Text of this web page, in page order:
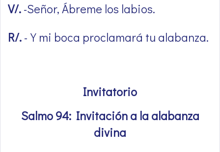
V/.-Señor, Ábreme los labios.
R/.-Y mi boca proclamará tu alabanza.
Invitatorio
Salmo 94: Invitación a la alabanza
divina